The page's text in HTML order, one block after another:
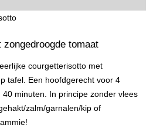
tomaat
courgetterisotto met
tafel. Een hoofdgerecht voor 4
minuten. In principe zonder vlees
zalm/garnalen/kip of